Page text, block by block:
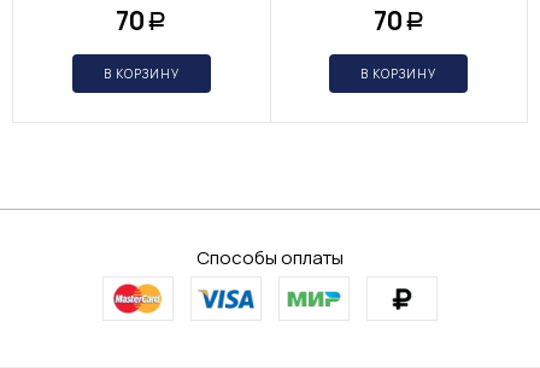
70 Р
В КОРЗИНУ
70 Р
В КОРЗИНУ
Способы оплаты